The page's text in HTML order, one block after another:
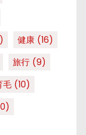
健康 (16)
旅行 (9)
毛 (10)